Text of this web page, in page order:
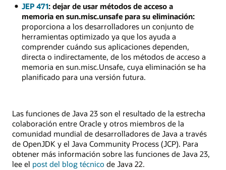
JEP 471: dejar de usar métodos de acceso a
memoria en sun.misc.unsafe para su eliminación:
proporciona a los desarrolladores un conjunto de
herramientas optimizado ya que los ayuda a
comprender cuándo sus aplicaciones dependen,
directa o indirectamente, de los métodos de acceso a
memoria en sun.misc.Unsafe, cuya eliminación se ha
planificado para una versión futura.
Las funciones de Java 23 son el resultado de la estrecha
colaboración entre Oracle y otros miembros de la
comunidad mundial de desarrolladores de Java a través
de OpenJDK y el Java Community Process (JCP). Para
obtener más información sobre las funciones de Java 23,
lee el post del blog técnico de Java 22.